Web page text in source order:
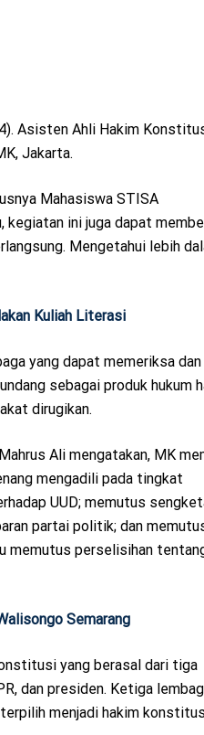
Asisten Ahli Hakim
Jakarta.
Mahasiswa STISA
kegiatan ini juga dapat
Mengetahui lebih
Kuliah Literasi
yang dapat memeriksa dan
sebagai produk hukum
dirugikan.
Ali mengatakan, MK
mengadili pada tingkat
UUD; memutus
partai politik; dan
memutus perselisihan
Semarang
yang berasal dari tiga
dan presiden. Ketiga
menjadi hakim